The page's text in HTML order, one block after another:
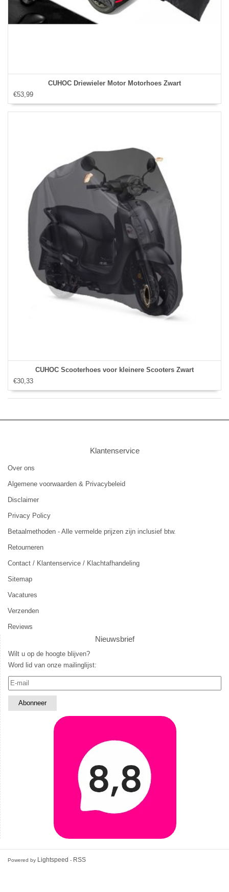
CUHOC Driewieler Motor Motorhoes Zwart
€53,99
CUHOC Scooterhoes voor kleinere Scooters Zwart
€30,33
Klantenservice
Over ons
Algemene voorwaarden & Privacybeleid
Disclaimer
Privacy Policy
Betaalmethoden - Alle vermelde prijzen zijn inclusief btw.
Retourneren
Contact / Klantenservice / Klachtafhandeling
Sitemap
Vacatures
Verzenden
Reviews
Nieuwsbrief
Wilt u op de hoogte blijven?
Word lid van onze mailinglijst:
Powered by Lightspeed - RSS